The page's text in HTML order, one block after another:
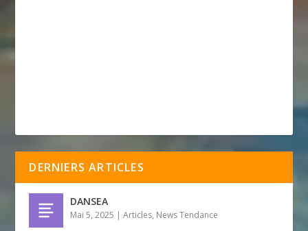
DERNIERS ARTICLES
DANSEA
Mai 5, 2025 |Articles, News Tendance